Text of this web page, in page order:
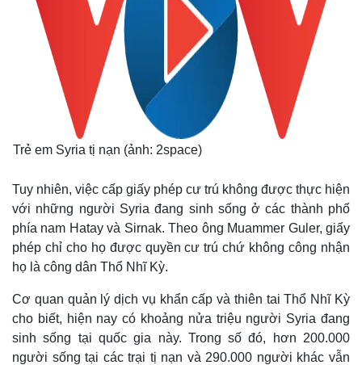
Thế giới
Quan sát
Cuộc sống đó đây
Hồ sơ
Multimedia
Video
Ảnh
Trẻ em Syria tị nạn (ảnh: 2space)
Tuy nhiên, việc cấp giấy phép cư trú không được thực hiện
với những người Syria đang sinh sống ở các thành phố
phía nam Hatay và Sirnak. Theo ông Muammer Guler, giấy
phép chỉ cho họ được quyền cư trú chứ không công nhận
họ là công dân Thổ Nhĩ Kỳ.
Cơ quan quản lý dịch vụ khẩn cấp và thiên tai Thổ Nhĩ Kỳ
cho biết, hiện nay có khoảng nửa triệu người Syria đang
sinh sống tại quốc gia này. Trong số đó, hơn 200.000
người sống tại các trại tị nạn và 290.000 người khác vẫn